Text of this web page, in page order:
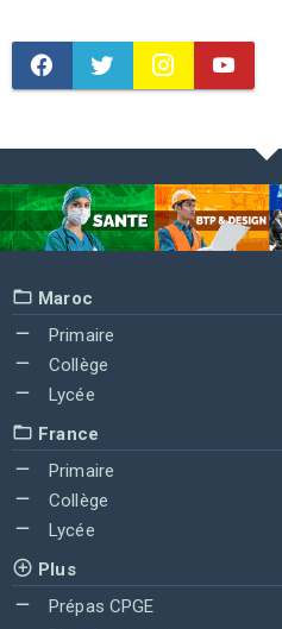
Maroc
Primaire
Collège
Lycée
France
Primaire
Collège
Lycée
Plus
Prépas CPGE